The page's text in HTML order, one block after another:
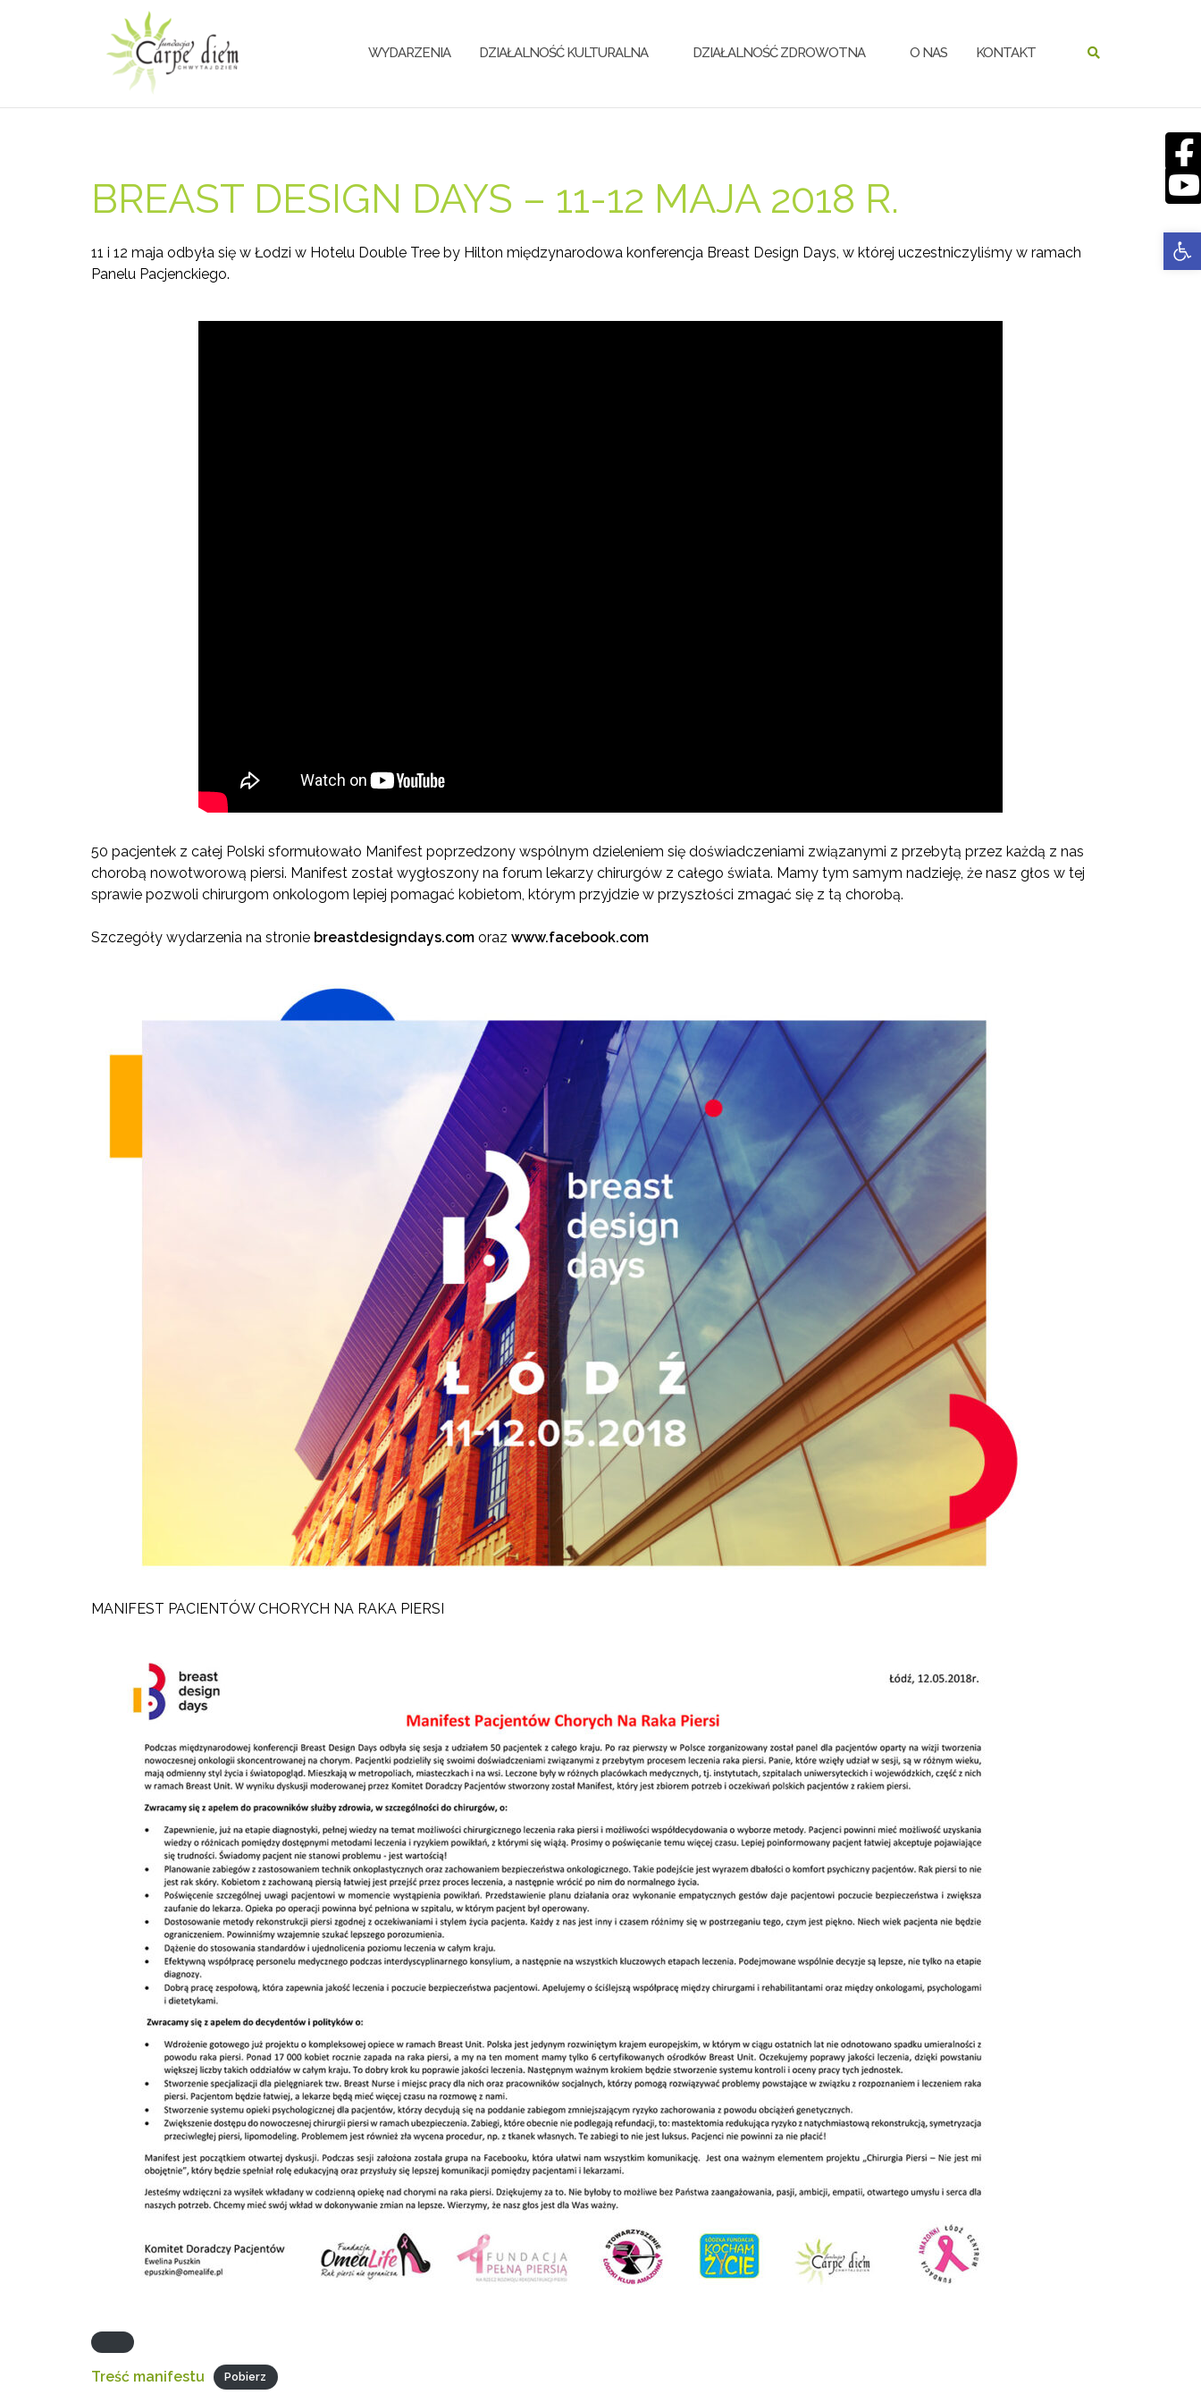
WYDARZENIA DZIAŁALNOŚĆ KULTURALNA DZIAŁALNOŚĆ ZDROWOTNA O NAS KONTAKT
BREAST DESIGN DAYS – 11-12 MAJA 2018 R.
11 i 12 maja odbyła się w Łodzi w Hotelu Double Tree by Hilton międzynarodowa konferencja Breast Design Days, w której uczestniczyliśmy w ramach
Panelu Pacjenckiego.
50 pacjentek z całej Polski sformułowało Manifest poprzedzony wspólnym dzieleniem się doświadczeniami związanymi z przebytą przez każdą z nas
chorobą nowotworową piersi. Manifest został wygłoszony na forum lekarzy chirurgów z całego świata. Mamy tym samym nadzieję, że nasz głos w tej
sprawie pozwoli chirurgom onkologom lepiej pomagać kobietom, którym przyjdzie w przyszłości zmagać się z tą chorobą.
Szczegóły wydarzenia na stronie breastdesigndays.com oraz www.facebook.com
MANIFEST PACIENTÓW CHORYCH NA RAKA PIERSI
Treść manifestu Pobierz